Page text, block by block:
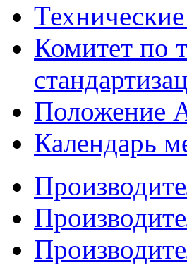
Комитет по
Положение
Календарь